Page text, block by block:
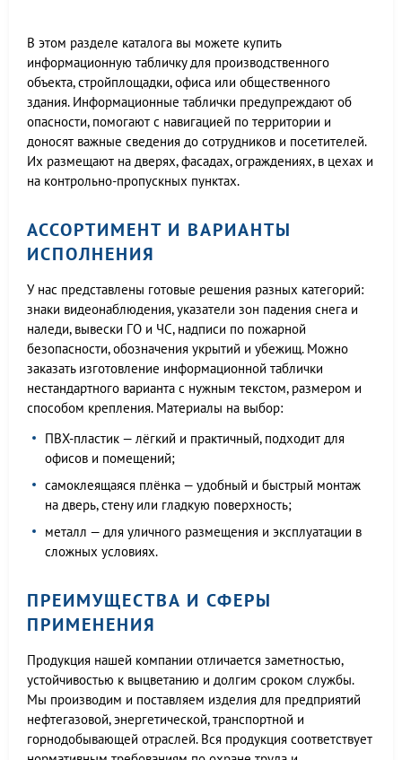
В этом разделе каталога вы можете купить
информационную табличку для производственного
объекта, стройплощадки, офиса или общественного
здания. Информационные таблички предупреждают об
опасности, помогают с навигацией по территории и
доносят важные сведения до сотрудников и посетителей.
Их размещают на дверях, фасадах, ограждениях, в цехах и
на контрольно-пропускных пунктах.
АССОРТИМЕНТ И ВАРИАНТЫ
ИСПОЛНЕНИЯ
У нас представлены готовые решения разных категорий:
знаки видеонаблюдения, указатели зон падения снега и
наледи, вывески ГО и ЧС, надписи по пожарной
безопасности, обозначения укрытий и убежищ. Можно
заказать изготовление информационной таблички
нестандартного варианта с нужным текстом, размером и
способом крепления. Материалы на выбор:
ПВХ-пластик — лёгкий и практичный, подходит для
офисов и помещений;
самоклеящаяся плёнка — удобный и быстрый монтаж
на дверь, стену или гладкую поверхность;
металл — для уличного размещения и эксплуатации в
сложных условиях.
ПРЕИМУЩЕСТВА И СФЕРЫ
ПРИМЕНЕНИЯ
Продукция нашей компании отличается заметностью,
устойчивостью к выцветанию и долгим сроком службы.
Мы производим и поставляем изделия для предприятий
нефтегазовой, энергетической, транспортной и
горнодобывающей отраслей. Вся продукция соответствует